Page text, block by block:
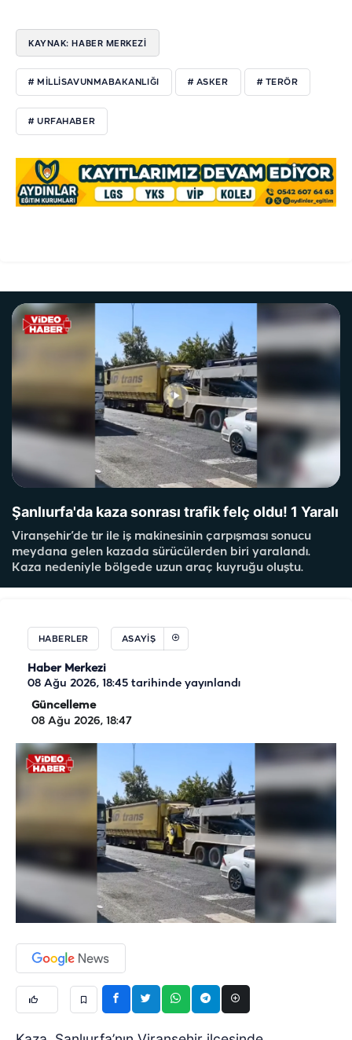
KAYNAK: HABER MERKEZI
# MILLISAVUNMABAKANLIĞI # ASKER # TERÖR
# URFAHABER
Şanlıurfa'da kaza sonrası trafik felç oldu! 1 Yaralı
Viranşehir’de tır ile iş makinesinin çarpışması sonucu
meydana gelen kazada sürücülerden biri yaralandı.
Kaza nedeniyle bölgede uzun araç kuyruğu oluştu.
HABERLER ASAYIŞ
Haber Merkezi
08 Ağu 2026, 18:45 tarihinde yayınlandı
Güncelleme
08 Ağu 2026, 18:47